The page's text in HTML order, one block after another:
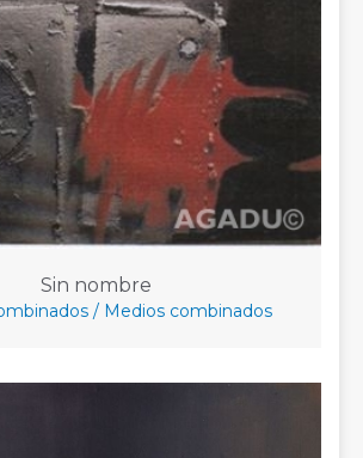
Sin nombre
/ Medios combinados